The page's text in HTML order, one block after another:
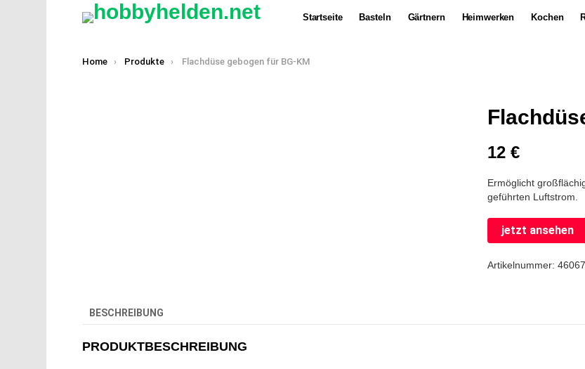
Startseite Basteln Gärtnern Heimwerken Kochen
You are here:
Home Produkte Flachdüse gebogen für BG-KM
12€
Ermöglicht
geführten Luftstrom.
jetzt ansehen
Artikelnummer:
BESCHREIBUNG
PRODUKTBESCHREIBUNG